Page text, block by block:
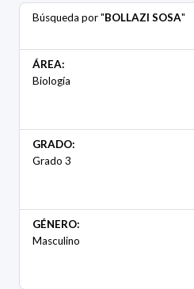
Búsqueda por "BOLLAZI SOSA"
ÁREA:
Biología
GRADO:
Grado 3
GÉNERO:
Masculino